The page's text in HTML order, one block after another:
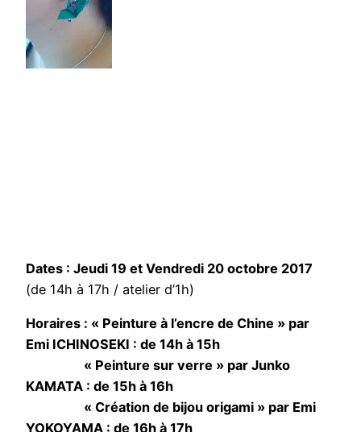
Dates : Jeudi 19 et Vendredi 20 octobre 2017
(de 14h à 17h / atelier d’1h)
Horaires : « Peinture à l’encre de Chine » par
Emi ICHINOSEKI : de 14h à 15h
« Peinture sur verre » par Junko
KAMATA : de 15h à 16h
« Création de bijou origami » par Emi
YOKOYAMA : de 16h à 17h